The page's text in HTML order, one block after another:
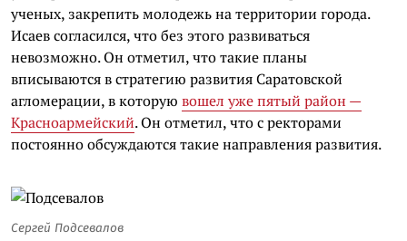
ученых, закрепить молодежь на территории города.
Исаев согласился, что без этого развиваться
невозможно. Он отметил, что такие планы
вписываются в стратегию развития Саратовской
агломерации, в которую вошел уже пятый район —
Красноармейский. Он отметил, что с ректорами
постоянно обсуждаются такие направления развития.
Сергей Подсевалов